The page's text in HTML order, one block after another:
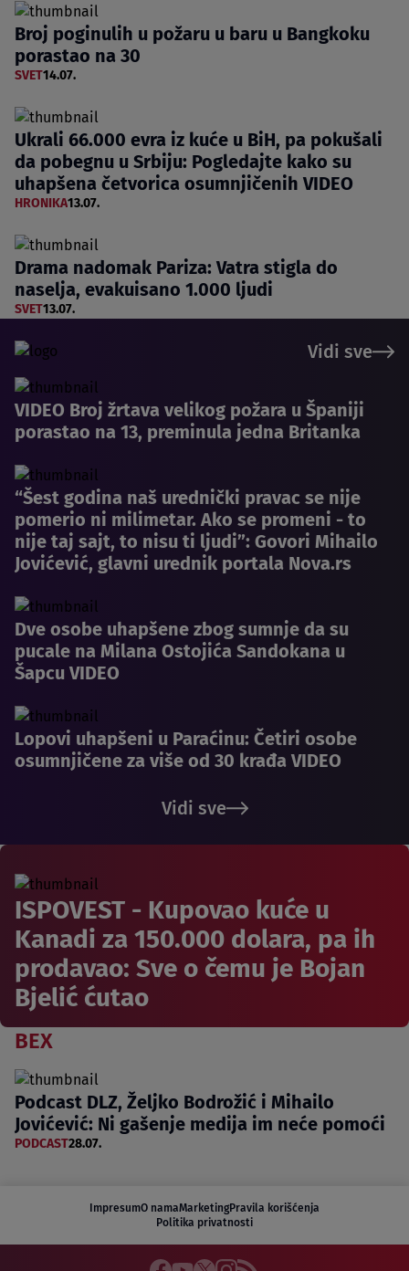
Broj poginulih u požaru u baru u Bangkoku
porastao na 30
SVET14.07.
Ukrali 66.000 evra iz kuće u BiH, pa pokušali
da pobegnu u Srbiju: Pogledajte kako su
uhapšena četvorica osumnjičenih VIDEO
HRONIKA13.07.
Drama nadomak Pariza: Vatra stigla do
naselja, evakuisano 1.000 ljudi
SVET13.07.
Vidi sve
VIDEO Broj žrtava velikog požara u Španiji
porastao na 13, preminula jedna Britanka
“Šest godina naš urednički pravac se nije
pomerio ni milimetar. Ako se promeni - to
nije taj sajt, to nisu ti ljudi”: Govori Mihailo
Jovićević, glavni urednik portala Nova.rs
Dve osobe uhapšene zbog sumnje da su
pucale na Milana Ostojića Sandokana u
Šapcu VIDEO
Lopovi uhapšeni u Paraćinu: Četiri osobe
osumnjičene za više od 30 krađa VIDEO
Vidi sve
ISPOVEST - Kupovao kuće u
Kanadi za 150.000 dolara, pa ih
prodavao: Sve o čemu je Bojan
Bjelić ćutao
BEX
Podcast DLZ, Željko Bodrožić i Mihailo
Jovićević: Ni gašenje medija im neće pomoći
PODCAST28.07.
ImpresumO namaMarketingPravila korišćenja
Politika privatnosti